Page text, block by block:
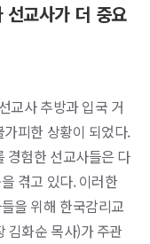
선교사가 더 중요
교사 추방과 입국 거
피한 상황이 되었다.
경험한 선교사들은 다
겪고 있다. 이러한
을 위해 한국감리교
김화순 목사)가 주관